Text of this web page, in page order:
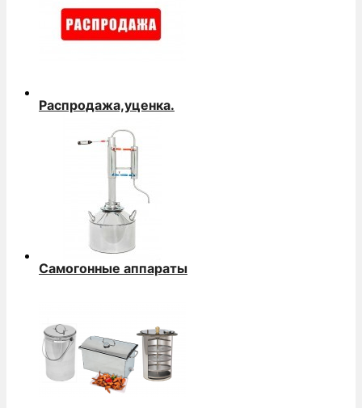
Распродажа,уценка.
Самогонные аппараты